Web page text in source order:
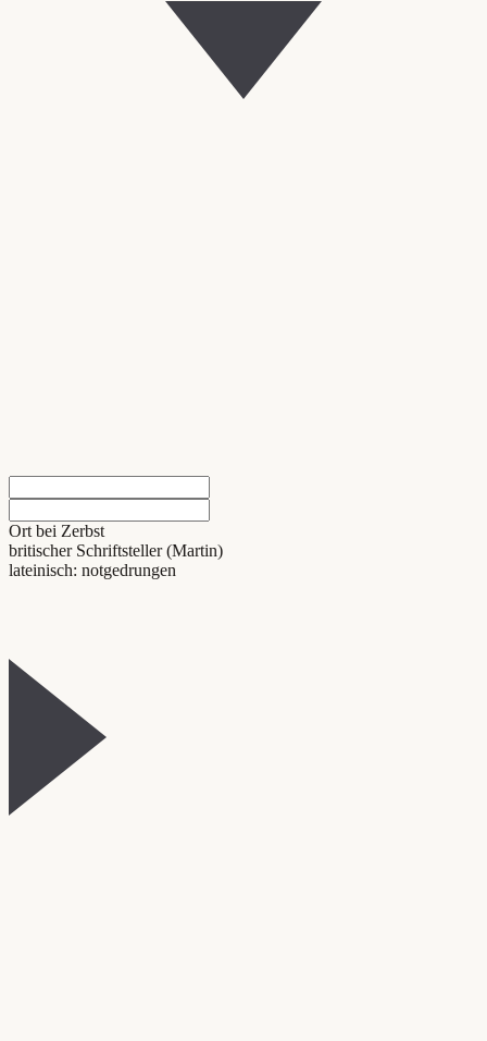
Ort bei Zerbst
britischer Schriftsteller (Martin)
lateinisch: notgedrungen